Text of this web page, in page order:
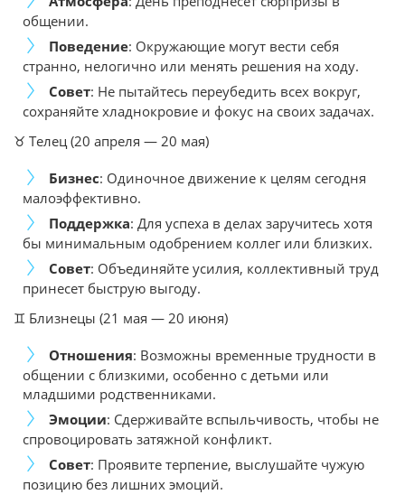
общении.
Поведение: Окружающие могут вести себя
странно, нелогично или менять решения на ходу.
Совет: Не пытайтесь переубедить всех вокруг,
сохраняйте хладнокровие и фокус на своих задачах.
♉ Телец (20 апреля — 20 мая)
Бизнес: Одиночное движение к целям сегодня
малоэффективно.
Поддержка: Для успеха в делах заручитесь хотя
бы минимальным одобрением коллег или близких.
Совет: Объединяйте усилия, коллективный труд
принесет быструю выгоду.
♊ Близнецы (21 мая — 20 июня)
Отношения: Возможны временные трудности в
общении с близкими, особенно с детьми или
младшими родственниками.
Эмоции: Сдерживайте вспыльчивость, чтобы не
спровоцировать затяжной конфликт.
Совет: Проявите терпение, выслушайте чужую
позицию без лишних эмоций.